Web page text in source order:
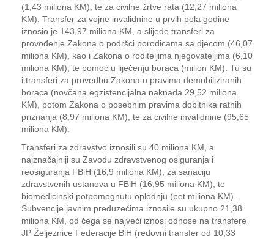
(1,43 miliona KM), te za civilne žrtve rata (12,27 miliona
KM). Transfer za vojne invalidnine u prvih pola godine
iznosio je 143,97 miliona KM, a slijede transferi za
provođenje Zakona o podršci porodicama sa djecom (46,07
miliona KM), kao i Zakona o roditeljima njegovateljima (6,10
miliona KM), te pomoć u liječenju boraca (milion KM). Tu su
i transferi za provedbu Zakona o pravima demobiliziranih
boraca (novčana egzistencijalna naknada 29,52 miliona
KM), potom Zakona o posebnim pravima dobitnika ratnih
priznanja (8,97 miliona KM), te za civilne invalidnine (95,65
miliona KM).
Transferi za zdravstvo iznosili su 40 miliona KM, a
najznačajniji su Zavodu zdravstvenog osiguranja i
reosiguranja FBiH (16,9 miliona KM), za sanaciju
zdravstvenih ustanova u FBiH (16,95 miliona KM), te
biomedicinski potpomognutu oplodnju (pet miliona KM).
Subvencije javnim preduzećima iznosile su ukupno 21,38
miliona KM, od čega se najveći iznosi odnose na transfere
JP Željeznice Federacije BiH (redovni transfer od 10,33